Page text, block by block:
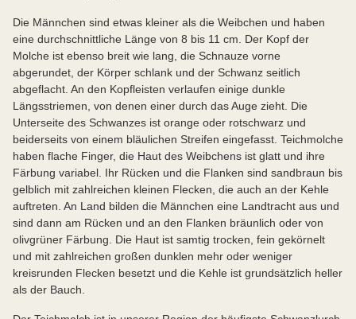
Die Männchen sind etwas kleiner als die Weibchen und haben
eine durchschnittliche Länge von 8 bis 11 cm. Der Kopf der
Molche ist ebenso breit wie lang, die Schnauze vorne
abgerundet, der Körper schlank und der Schwanz seitlich
abgeflacht. An den Kopfleisten verlaufen einige dunkle
Längsstriemen, von denen einer durch das Auge zieht. Die
Unterseite des Schwanzes ist orange oder rotschwarz und
beiderseits von einem bläulichen Streifen eingefasst. Teichmolche
haben flache Finger, die Haut des Weibchens ist glatt und ihre
Färbung variabel. Ihr Rücken und die Flanken sind sandbraun bis
gelblich mit zahlreichen kleinen Flecken, die auch an der Kehle
auftreten. An Land bilden die Männchen eine Landtracht aus und
sind dann am Rücken und an den Flanken bräunlich oder von
olivgrüner Färbung. Die Haut ist samtig trocken, fein gekörnelt
und mit zahlreichen großen dunklen mehr oder weniger
kreisrunden Flecken besetzt und die Kehle ist grundsätzlich heller
als der Bauch.